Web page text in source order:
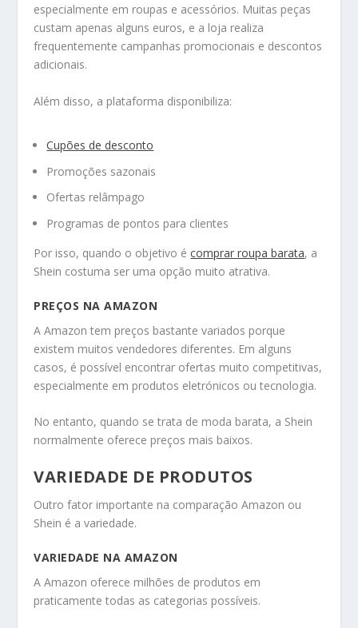
especialmente em roupas e acessórios. Muitas peças
custam apenas alguns euros, e a loja realiza
frequentemente campanhas promocionais e descontos
adicionais.
Além disso, a plataforma disponibiliza:
Cupões de desconto
Promoções sazonais
Ofertas relâmpago
Programas de pontos para clientes
Por isso, quando o objetivo écomprar roupa barata, a
Shein costuma ser uma opção muito atrativa.
PREÇOS NA AMAZON
A Amazon tem preços bastante variados porque
existem muitos vendedores diferentes. Em alguns
casos, é possível encontrar ofertas muito competitivas,
especialmente em produtos eletrónicos ou tecnologia.
No entanto, quando se trata de moda barata, a Shein
normalmente oferece preços mais baixos.
VARIEDADE DE PRODUTOS
Outro fator importante na comparação Amazon ou
Shein é a variedade.
VARIEDADE NA AMAZON
A Amazon oferece milhões de produtos em
praticamente todas as categorias possíveis.